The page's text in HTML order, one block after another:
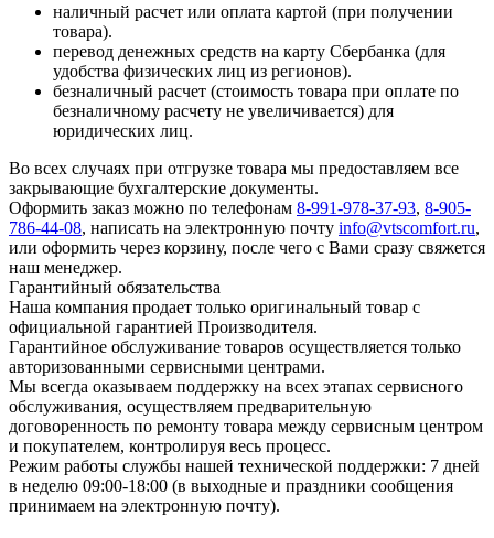
наличный расчет или оплата картой (при получении
товара).
перевод денежных средств на карту Сбербанка (для
удобства физических лиц из регионов).
безналичный расчет (стоимость товара при оплате по
безналичному расчету не увеличивается) для
юридических лиц.
Во всех случаях при отгрузке товара мы предоставляем все
закрывающие бухгалтерские документы.
Оформить заказ можно по телефонам 8-991-978-37-93, 8-905-
786-44-08, написать на электронную почту info@vtscomfort.ru,
или оформить через корзину, после чего с Вами сразу свяжется
наш менеджер.
Гарантийный обязательства
Наша компания продает только оригинальный товар с
официальной гарантией Производителя.
Гарантийное обслуживание товаров осуществляется только
авторизованными сервисными центрами.
Мы всегда оказываем поддержку на всех этапах сервисного
обслуживания, осуществляем предварительную
договоренность по ремонту товара между сервисным центром
и покупателем, контролируя весь процесс.
Режим работы службы нашей технической поддержки: 7 дней
в неделю 09:00-18:00 (в выходные и праздники сообщения
принимаем на электронную почту).